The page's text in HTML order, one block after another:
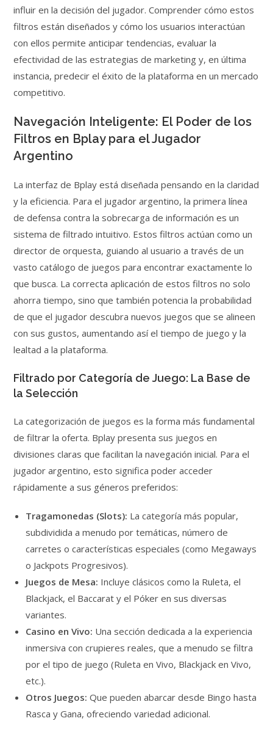
influir en la decisión del jugador. Comprender cómo estos
filtros están diseñados y cómo los usuarios interactúan
con ellos permite anticipar tendencias, evaluar la
efectividad de las estrategias de marketing y, en última
instancia, predecir el éxito de la plataforma en un mercado
competitivo.
Navegación Inteligente: El Poder de los
Filtros en Bplay para el Jugador
Argentino
La interfaz de Bplay está diseñada pensando en la claridad
y la eficiencia. Para el jugador argentino, la primera línea
de defensa contra la sobrecarga de información es un
sistema de filtrado intuitivo. Estos filtros actúan como un
director de orquesta, guiando al usuario a través de un
vasto catálogo de juegos para encontrar exactamente lo
que busca. La correcta aplicación de estos filtros no solo
ahorra tiempo, sino que también potencia la probabilidad
de que el jugador descubra nuevos juegos que se alineen
con sus gustos, aumentando así el tiempo de juego y la
lealtad a la plataforma.
Filtrado por Categoría de Juego: La Base de
la Selección
La categorización de juegos es la forma más fundamental
de filtrar la oferta. Bplay presenta sus juegos en
divisiones claras que facilitan la navegación inicial. Para el
jugador argentino, esto significa poder acceder
rápidamente a sus géneros preferidos:
Tragamonedas (Slots): La categoría más popular,
subdividida a menudo por temáticas, número de
carretes o características especiales (como Megaways
o Jackpots Progresivos).
Juegos de Mesa: Incluye clásicos como la Ruleta, el
Blackjack, el Baccarat y el Póker en sus diversas
variantes.
Casino en Vivo: Una sección dedicada a la experiencia
inmersiva con crupieres reales, que a menudo se filtra
por el tipo de juego (Ruleta en Vivo, Blackjack en Vivo,
etc.).
Otros Juegos: Que pueden abarcar desde Bingo hasta
Rasca y Gana, ofreciendo variedad adicional.